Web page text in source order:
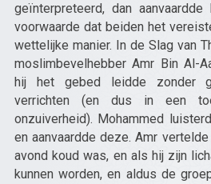
geïnterpreteerd, dan
voorwaarde dat beiden het
wettelijke manier. In de Slag van
moslimbevelhebber Amr Bin Al-
hij het gebed leidde zonder
verrichten (en dus in een
onzuiverheid). Mohammed
en aanvaardde deze. Amr
avond koud was, en als hij zijn
kunnen worden, en aldus de